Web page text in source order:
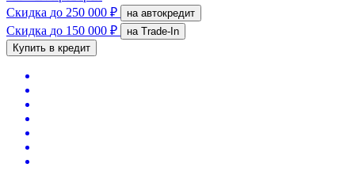
Скидка до 250 000 ₽ на автокредит
Скидка до 150 000 ₽
на Trade-In
Купить в кредит